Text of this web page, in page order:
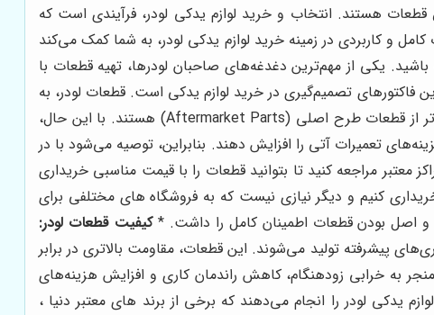
قطعات هستند. انتخاب و خرید لوازم یدکی لودر، فرآیندی است که
و کاربردی در زمینه خرید لوازم یدکی لودر، به شما کمک می‌کند
باشید. یکی از مهم‌ترین دغدغه‌های صاحبان لودرها، تهیه قطعات با
فاکتورهای تصمیم‌گیری در خرید لوازم یدکی است. قطعات لودر، به
دلیل تنوع تولیدکنندگان و کیفیت‌های مختلف، دارای بازه قیمتی گسترده‌ای هستند. قطعات اصلی (Genuine Parts) معمولاً گران‌تر از قطعات طرح اصلی (Aftermarket Parts) هستند. با این حال،
تعمیرات آتی را افزایش دهند. بنابراین، توصیه می‌شود با در
مراجعه کنید تا بتوانید قطعات را با قیمت مناسبی خریداری
کنیم و دیگر نیازی نیست که به فروشگاه‌ های مختلفی برای
و اصل بودن قطعات اطمینان کامل را داشت. *کیفیت قطعات لودر:
پیشرفته تولید می‌شوند. این قطعات، مقاومت بالاتری در برابر
به خرابی زودهنگام، کاهش راندمان کاری و افزایش هزینه‌های
یدکی لودر را انجام می‌دهند که برخی از برند های معتبر دنیا ،